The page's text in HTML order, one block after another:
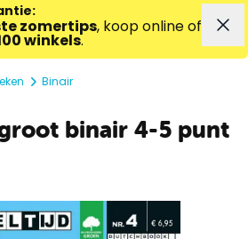
:
zomertips, koop online of
winkels.
Binair
binair 4-5 punt